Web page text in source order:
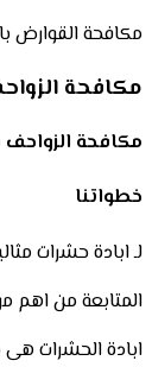
مكافحة القوارض
مكافحة
مكافحة
خطواتنا
لـ ابادة حشرات
المتابعة من اهم مراحل ابادة الحشرات حيث يتم
ابادة الحشرات هى